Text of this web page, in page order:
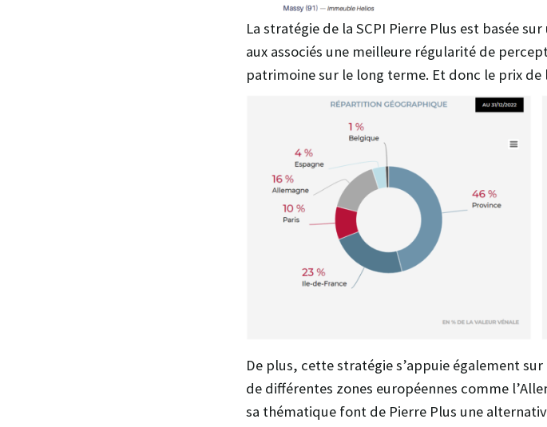
La stratégie de la SCPI Pierre Plus est basée
aux associés une meilleure régularité de
patrimoine sur le long terme. Et donc le prix de
De plus, cette stratégie s’appuie également
de différentes zones européennes comme
sa thématique font de Pierre Plus une